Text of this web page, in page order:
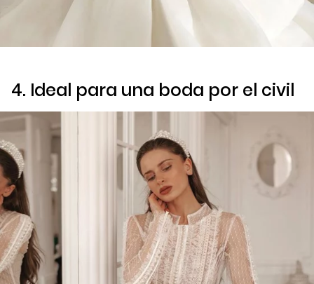
4. Ideal para una boda por el civil